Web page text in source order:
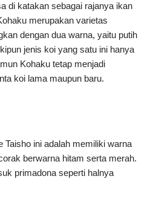
di katakan sebagai rajanya ikan
merupakan varietas
dengan dua warna, yaitu putih
jenis koi yang satu ini hanya
Kohaku tetap menjadi
koi lama maupun baru.
Taisho ini adalah memiliki warna
berwarna hitam serta merah.
primadona seperti halnya